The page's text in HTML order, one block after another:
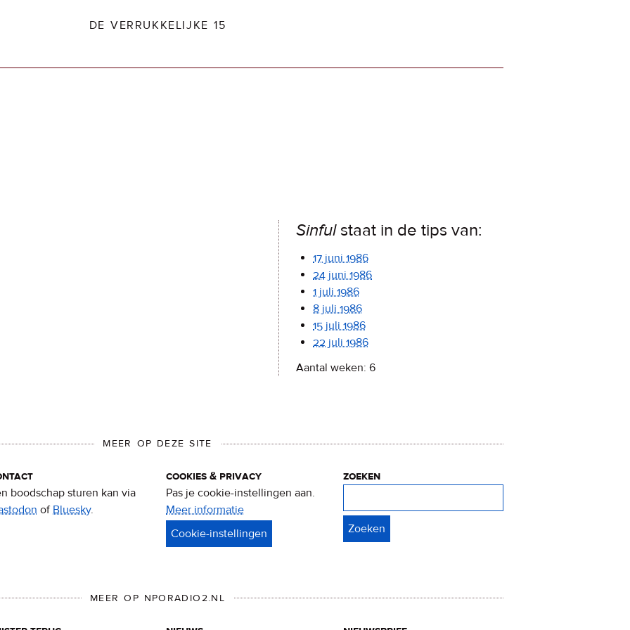
DE VERRUKKELIJKE 15
Sinfulstaat in de tips van:
17 juni 1986
24 juni 1986
1 juli 1986
8 juli 1986
15 juli 1986
22 juli 1986
Aantal weken: 6
MEER OP DEZE SITE
boodschap sturen kan via
ofBluesky.
cookies & privacy
Pas je cookie-instellingen aan.
Meer informatie
&
zoeken
MEER OP NPORADIO2.NL